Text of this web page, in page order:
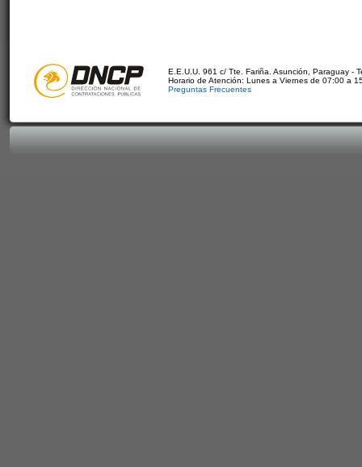
E.E.U.U. 961 c/ Tte. Fariña. Asunción, Paraguay -
Horario de Atención: Lunes a Viernes de 07:00 a
Preguntas Frecuentes